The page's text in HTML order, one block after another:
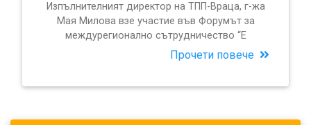
Изпълнителният директор на ТПП-Враца, г-жа
Мая Милова взе участие във Форумът за
междурегионално сътрудничество “E
Прочети повече